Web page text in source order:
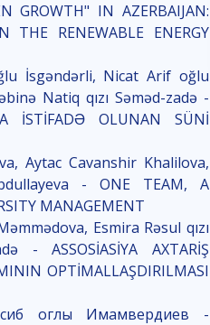
GROWTH" IN AZERBAIJAN:
THE RENEWABLE ENERGY
İsgəndərli, Nicat Arif oğlu
Natiq qızı Səməd-zadə -
İSTİFADƏ OLUNAN SÜNİ
Aytac Cavanshir Khalilova,
- ONE TEAM, A
MANAGEMENT
Esmira Rəsul qızı
- ASSOSİASİYA AXTARİŞ
OPTİMALLAŞDIRILMASI
оглы Имамвердиев -